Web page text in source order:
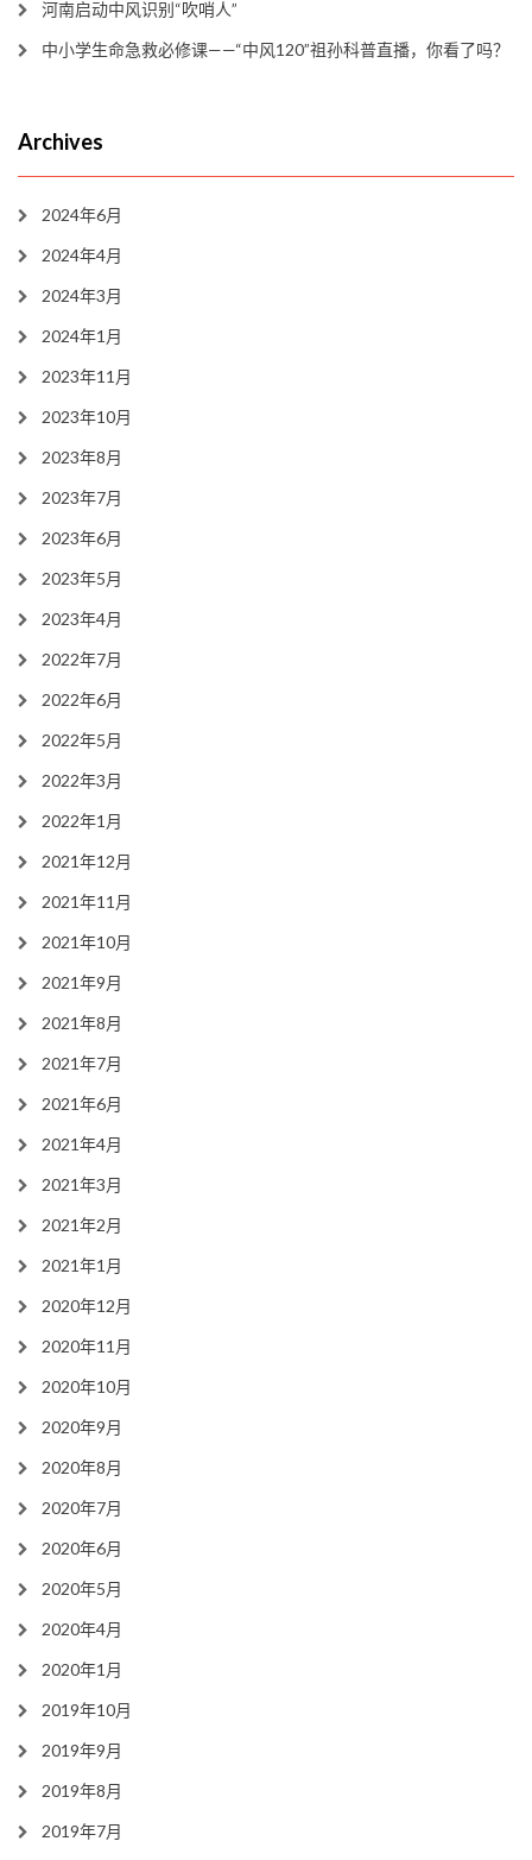
河南启动中风识别“吹哨人”
中小学生命急救必修课——“中风120”祖孙科普直播，你看了吗？
Archives
2024年6月
2024年4月
2024年3月
2024年1月
2023年11月
2023年10月
2023年8月
2023年7月
2023年6月
2023年5月
2023年4月
2022年7月
2022年6月
2022年5月
2022年3月
2022年1月
2021年12月
2021年11月
2021年10月
2021年9月
2021年8月
2021年7月
2021年6月
2021年4月
2021年3月
2021年2月
2021年1月
2020年12月
2020年11月
2020年10月
2020年9月
2020年8月
2020年7月
2020年6月
2020年5月
2020年4月
2020年1月
2019年10月
2019年9月
2019年8月
2019年7月